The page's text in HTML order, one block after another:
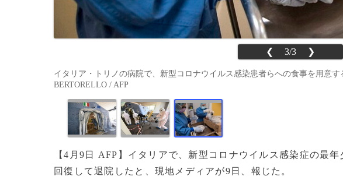
❮ 3/3 ❯
イタリア・トリノの病院で、新型コロナウイルス感染患者らへの食事を用意
BERTORELLO / AFP
【4月9日 AFP】イタリアで、新型コロナウイルス感染症の最
回復して退院したと、現地メディアが9日、報じた。